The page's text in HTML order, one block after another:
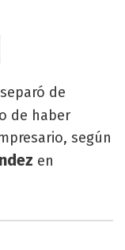
de
de haber
según
en